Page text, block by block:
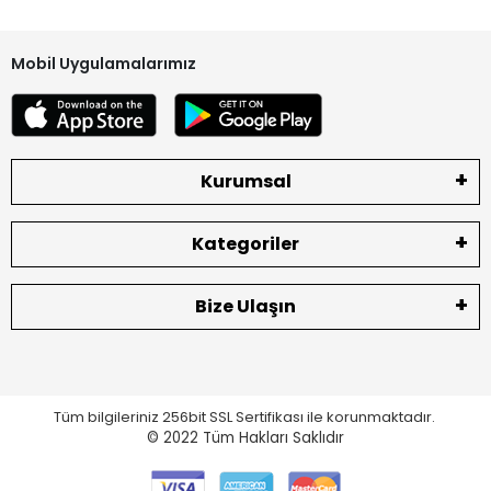
gönderim lütfen yapmayınız.
Ürün Durumu SIFIR ÜRÜN
Ekran Türü ÇITASIZ
Mobil Uygulamalarımız
Kurumsal
Kategoriler
Bize Ulaşın
Tüm bilgileriniz 256bit SSL Sertifikası ile korunmaktadır.
© 2022 Tüm Hakları Saklıdır